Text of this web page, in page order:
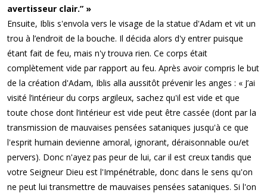
avertisseur clair.” »
Ensuite, Iblis s'envola vers le visage de la statue d'Adam et vit un
trou à l’endroit de la bouche. Il décida alors d'y entrer puisque
étant fait de feu, mais n'y trouva rien. Ce corps était
complètement vide par rapport au feu. Après avoir compris le but
de la création d'Adam, Iblis alla aussitôt prévenir les anges : « J’ai
visité l’intérieur du corps argileux, sachez qu'il est vide et que
toute chose dont l’intérieur est vide peut être cassée (dont par la
transmission de mauvaises pensées sataniques jusqu'à ce que
l'esprit humain devienne amoral, ignorant, déraisonnable ou/et
pervers). Donc n'ayez pas peur de lui, car il est creux tandis que
votre Seigneur Dieu est l'Impénétrable, donc dans le sens qu'on
ne peut lui transmettre de mauvaises pensées sataniques. Si l'on